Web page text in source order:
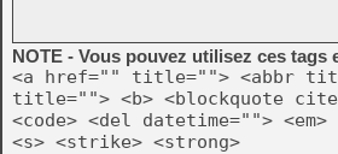
NOTE - Vous pouvez utilisez ces tags
<a href="" title=""> <abbr
title=""> <b> <blockquote
<code> <del datetime="">
<s> <strike> <strong>